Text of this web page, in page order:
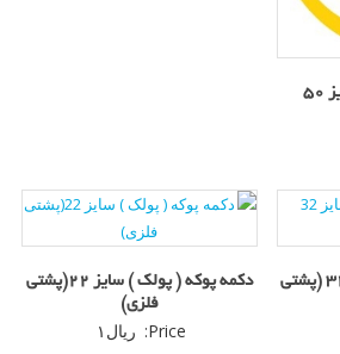
دکمه پوکه ( پولک ) سایز 32 (پشتی
دکمه پوکه ( پولک ) سایز 22(پشتی
فلزی)
Price: ریال ۱